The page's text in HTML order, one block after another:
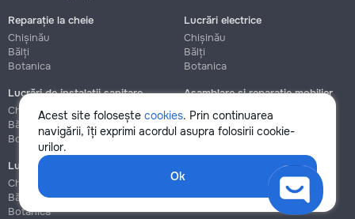
Acest site folosește cookies. Prin continuarea
navigării, îți exprimi acordul asupra folosirii cookie-
urilor.
Ok
Reparație la cheie
Chișinău
Bălți
Botanica
Lucrări electrice
Chișinău
Bălți
Botanica
Lucrări de instalații sanitare
Chișinău
Bălți
Botanica
Asamblare și reparație mobilier
Chișinău
Botanica
Lucrări de construcție și instalare
Chișinău
Bălți
Botanica